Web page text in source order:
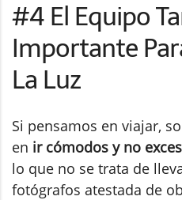
#4 El Equipo
Importante
La Luz
Si pensamos en viajar,
en ir cómodos y no
lo que no se trata de
fotógrafos atestada de